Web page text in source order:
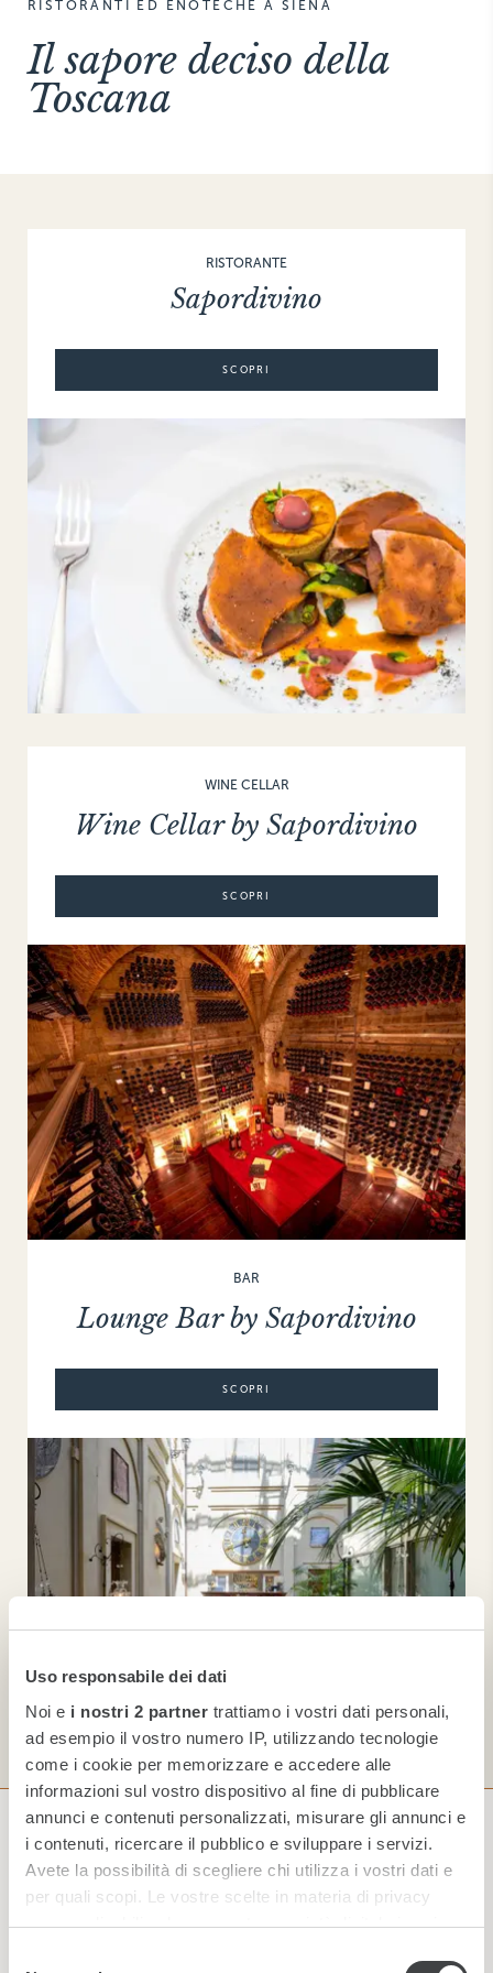
Uso responsabile dei dati
Noi e i nostri 2 partner trattiamo i vostri dati personali,
ad esempio il vostro numero IP, utilizzando tecnologie
come i cookie per memorizzare e accedere alle
informazioni sul vostro dispositivo al fine di pubblicare
annunci e contenuti personalizzati, misurare gli annunci e
i contenuti, ricercare il pubblico e sviluppare i servizi.
Avete la possibilità di scegliere chi utilizza i vostri dati e
per quali scopi. Le vostre scelte in materia di privacy
sono applicabili solo su questa proprietà digitale in cui
Villa La Favorita
RISTORANTI ED ENOTECHE A SIENA
Il sapore deciso della
Toscana
RISTORANTE
Sapordivino
SCOPRI
WINE CELLAR
Wine Cellar by Sapordivino
SCOPRI
BAR
Lounge Bar by Sapordivino
SCOPRI
Iscriviti alla nostra Newsletter